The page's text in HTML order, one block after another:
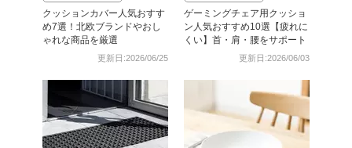
クッションカバー人気おすす
め7選！北欧ブランドやおし
ゃれな商品を厳選
更新日:2026/06/25
ゲーミングチェア用クッショ
ン人気おすすめ10選【疲れに
くい】首・肩・腰をサポート
更新日:2026/06/03